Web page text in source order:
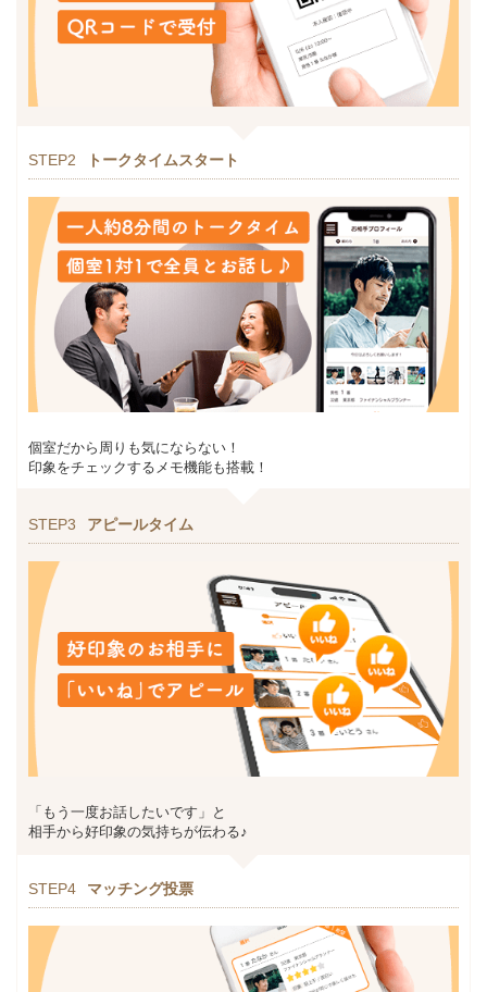
STEP2 トークタイムスタート
個室だから周りも気にならない！
印象をチェックするメモ機能も搭載！
STEP3 アピールタイム
「もう一度お話したいです」と
相手から好印象の気持ちが伝わる♪
STEP4 マッチング投票